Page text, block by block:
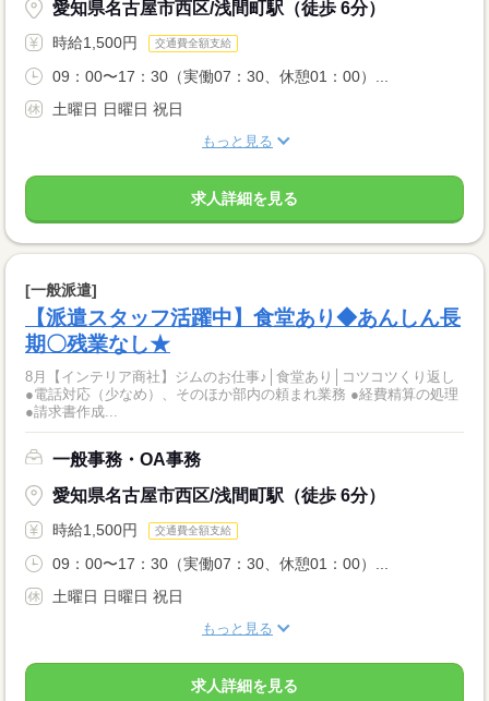
愛知県名古屋市西区/浅間町駅（徒歩 6分）
時給1,500円 交通費全額支給
09：00〜17：30（実働07：30、休憩01：00）...
土曜日 日曜日 祝日
もっと見る
求人詳細を見る
[一般派遣]
【派遣スタッフ活躍中】食堂あり◆あんしん長
期〇残業なし★
8月【インテリア商社】ジムのお仕事♪│食堂あり│コツコツくり返し
●電話対応（少なめ）、そのほか部内の頼まれ業務 ●経費精算の処理
●請求書作成...
一般事務・OA事務
愛知県名古屋市西区/浅間町駅（徒歩 6分）
時給1,500円 交通費全額支給
09：00〜17：30（実働07：30、休憩01：00）...
土曜日 日曜日 祝日
もっと見る
求人詳細を見る